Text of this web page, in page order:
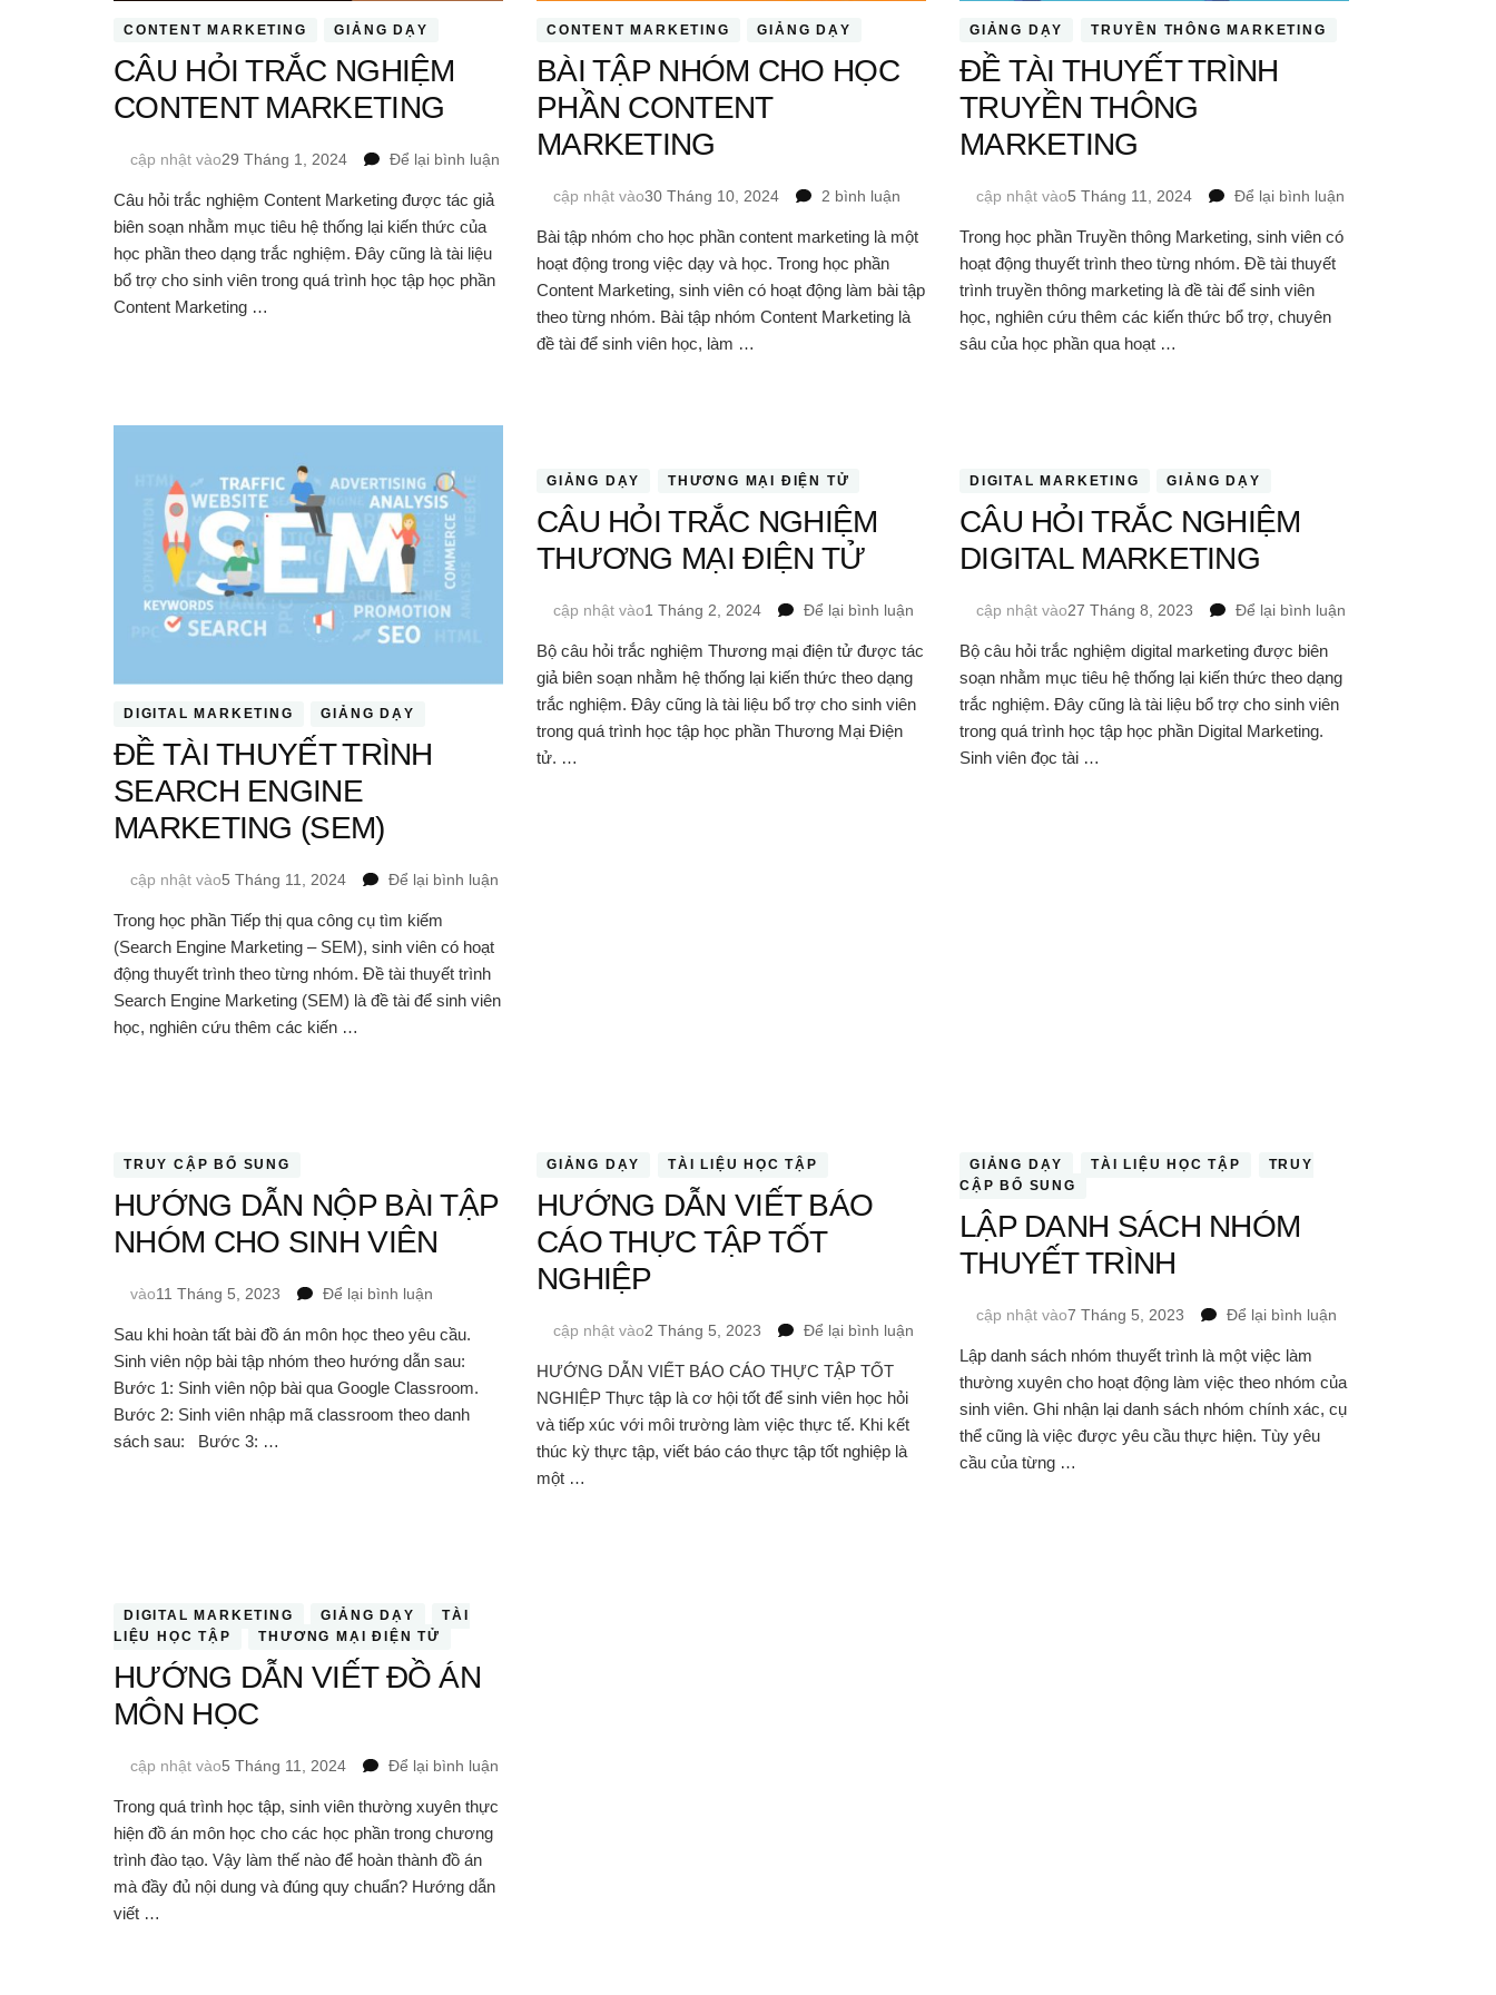
CONTENT MARKETING GIẢNG DẠY
CÂU HỎI TRẮC NGHIỆM
CONTENT MARKETING
cập nhật vào29 Tháng 1, 2024 Để lại bình luận
TRẮC
CONTENT
MARKETING
Câu hỏi trắc nghiệm Content Marketing được tác giả
biên soạn nhằm mục tiêu hệ thống lại kiến thức của
học phần theo dạng trắc nghiệm. Đây cũng là tài liệu
bổ trợ cho sinh viên trong quá trình học tập học phần
Content Marketing …
CONTENT MARKETING GIẢNG DẠY
BÀI TẬP NHÓM CHO HỌC
PHẦN CONTENT
MARKETING
cập nhật vào30 Tháng 10, 2024 2 bình luậnở
TẬP
CHO
HỌC
Bài tập nhóm cho học phần content marketing là một
hoạt động trong việc dạy và học. Trong học phần
Content Marketing, sinh viên có hoạt động làm bài tập
theo từng nhóm. Bài tập nhóm Content Marketing là
đề tài để sinh viên học, làm …
GIẢNG DẠY TRUYỀN THÔNG MARKETING
ĐỀ TÀI THUYẾT TRÌNH
TRUYỀN THÔNG
MARKETING
cập nhật vào5 Tháng 11, 2024 Để lại bình luậntại
TÀI
Trong học phần Truyền thông Marketing, sinh viên có
hoạt động thuyết trình theo từng nhóm. Đề tài thuyết
trình truyền thông marketing là đề tài để sinh viên
học, nghiên cứu thêm các kiến thức bổ trợ, chuyên
sâu của học phần qua hoạt …
DIGITAL MARKETING GIẢNG DẠY
ĐỀ TÀI THUYẾT TRÌNH
SEARCH ENGINE
MARKETING (SEM)
cập nhật vào5 Tháng 11, 2024 Để lại bình luận
SEARCH
Trong học phần Tiếp thị qua công cụ tìm kiếm
(Search Engine Marketing – SEM), sinh viên có hoạt
động thuyết trình theo từng nhóm. Đề tài thuyết trình
Search Engine Marketing (SEM) là đề tài để sinh viên
học, nghiên cứu thêm các kiến …
GIẢNG DẠY THƯƠNG MẠI ĐIỆN TỬ
CÂU HỎI TRẮC NGHIỆM
THƯƠNG MẠI ĐIỆN TỬ
cập nhật vào1 Tháng 2, 2024 Để lại bình luậntại
HỎI
TRẮC
NGHIỆM
THƯƠNG
Bộ câu hỏi trắc nghiệm Thương mại điện tử được tác
giả biên soạn nhằm hệ thống lại kiến thức theo dạng
trắc nghiệm. Đây cũng là tài liệu bổ trợ cho sinh viên
trong quá trình học tập học phần Thương Mại Điện
tử. …
DIGITAL MARKETING GIẢNG DẠY
CÂU HỎI TRẮC NGHIỆM
DIGITAL MARKETING
cập nhật vào27 Tháng 8, 2023 Để lại bình luậntại
Bộ câu hỏi trắc nghiệm digital marketing được biên
soạn nhằm mục tiêu hệ thống lại kiến thức theo dạng
trắc nghiệm. Đây cũng là tài liệu bổ trợ cho sinh viên
trong quá trình học tập học phần Digital Marketing.
Sinh viên đọc tài …
TRUY CẬP BỔ SUNG
HƯỚNG DẪN NỘP BÀI TẬP
NHÓM CHO SINH VIÊN
vào11 Tháng 5, 2023 Để lại bình luận
DẪN
NỘP
BÀI
TẬP
Sau khi hoàn tất bài đồ án môn học theo yêu cầu.
Sinh viên nộp bài tập nhóm theo hướng dẫn sau:
Bước 1: Sinh viên nộp bài qua Google Classroom.
Bước 2: Sinh viên nhập mã classroom theo danh
sách sau: Bước 3: …
GIẢNG DẠY TÀI LIỆU HỌC TẬP
HƯỚNG DẪN VIẾT BÁO
CÁO THỰC TẬP TỐT
NGHIỆP
cập nhật vào2 Tháng 5, 2023 Để lại bình luậntại
HƯỚNG
HƯỚNG DẪN VIẾT BÁO CÁO THỰC TẬP TỐT
NGHIỆP Thực tập là cơ hội tốt để sinh viên học hỏi
và tiếp xúc với môi trường làm việc thực tế. Khi kết
thúc kỳ thực tập, viết báo cáo thực tập tốt nghiệp là
một …
GIẢNG DẠY TÀI LIỆU HỌC TẬP
TRUY
CẬP BỔ SUNG
LẬP DANH SÁCH NHÓM
THUYẾT TRÌNH
cập nhật vào7 Tháng 5, 2023 Để lại bình luậntại
SÁCH
NHÓM
Lập danh sách nhóm thuyết trình là một việc làm
thường xuyên cho hoạt động làm việc theo nhóm của
sinh viên. Ghi nhận lại danh sách nhóm chính xác, cụ
thể cũng là việc được yêu cầu thực hiện. Tùy yêu
cầu của từng …
DIGITAL MARKETING GIẢNG DẠY
TÀI
LIỆU HỌC TẬP
THƯƠNG MẠI ĐIỆN TỬ
HƯỚNG DẪN VIẾT ĐỒ ÁN
MÔN HỌC
cập nhật vào5 Tháng 11, 2024 Để lại bình luận
Trong quá trình học tập, sinh viên thường xuyên thực
hiện đồ án môn học cho các học phần trong chương
trình đào tạo. Vậy làm thế nào để hoàn thành đồ án
mà đầy đủ nội dung và đúng quy chuẩn? Hướng dẫn
viết …